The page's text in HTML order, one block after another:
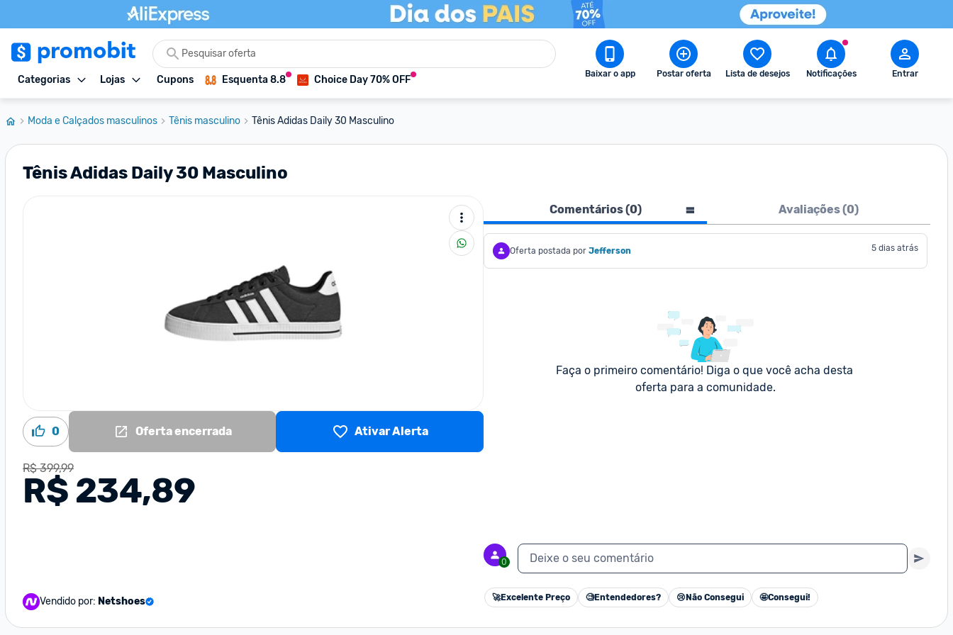
Categorias Lojas Cupons Esquenta 8.8 Choice Day 70% OFF Baixar o app Postar oferta Lista de desejos Notificações Entrar
Moda e Calçados masculinos Tênis masculino Tênis Adidas Daily 30 Masculino
Tênis Adidas Daily 30 Masculino
0 Oferta encerrada Ativar Alerta
R$ 399,99
R$ 234,89
Vendido por: Netshoes
Comentários (0) Avaliações (0)
Oferta postada por Jefferson 5 dias atrás
Faça o primeiro comentário! Diga o que você acha desta
oferta para a comunidade.
0 Deixe o seu comentário
🚀Excelente Preço 🧐Entendedores? 😢 Não Consegui 🤩Consegui!